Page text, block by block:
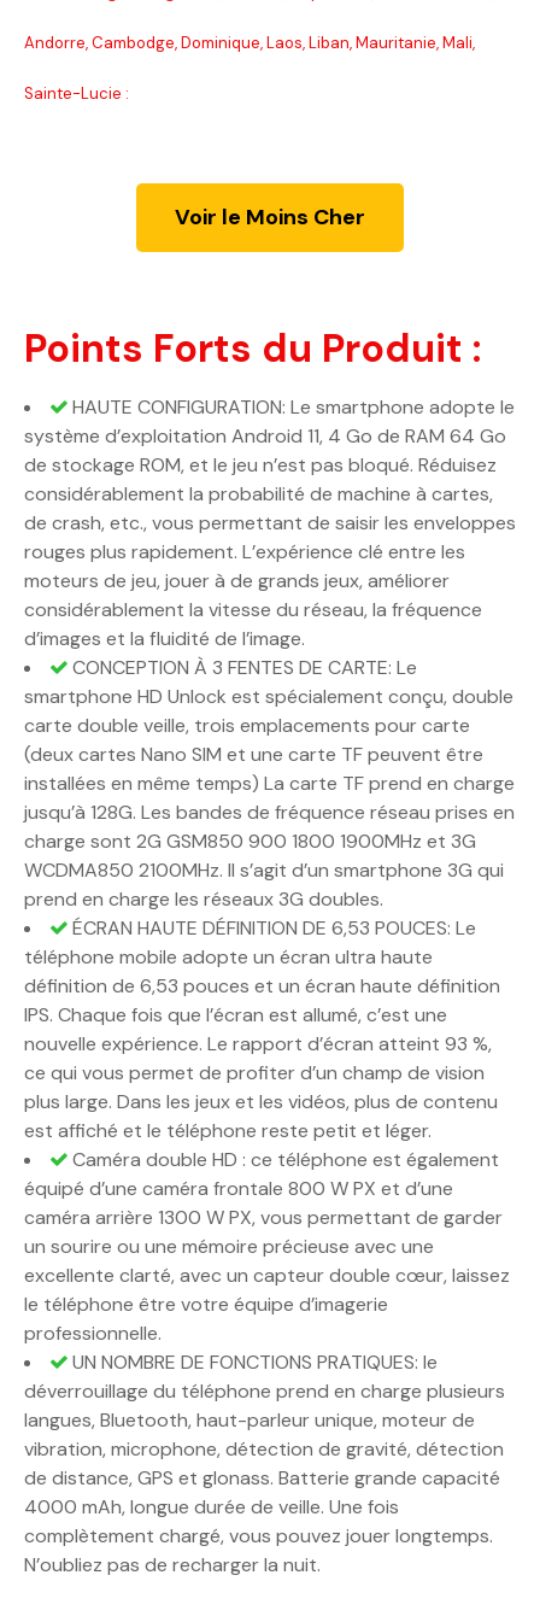
Andorre, Cambodge, Dominique, Laos, Liban, Mauritanie, Mali,
Sainte-Lucie :
Voir le Moins Cher
Points Forts du Produit :
HAUTE CONFIGURATION: Le smartphone adopte le
système d’exploitation Android 11, 4 Go de RAM 64 Go
de stockage ROM, et le jeu n’est pas bloqué. Réduisez
considérablement la probabilité de machine à cartes,
de crash, etc., vous permettant de saisir les enveloppes
rouges plus rapidement. L’expérience clé entre les
moteurs de jeu, jouer à de grands jeux, améliorer
considérablement la vitesse du réseau, la fréquence
d’images et la fluidité de l’image.
CONCEPTION À 3 FENTES DE CARTE: Le
smartphone HD Unlock est spécialement conçu, double
carte double veille, trois emplacements pour carte
(deux cartes Nano SIM et une carte TF peuvent être
installées en même temps) La carte TF prend en charge
jusqu’à 128G. Les bandes de fréquence réseau prises en
charge sont 2G GSM850 900 1800 1900MHz et 3G
WCDMA850 2100MHz. Il s’agit d’un smartphone 3G qui
prend en charge les réseaux 3G doubles.
ÉCRAN HAUTE DÉFINITION DE 6,53 POUCES: Le
téléphone mobile adopte un écran ultra haute
définition de 6,53 pouces et un écran haute définition
IPS. Chaque fois que l’écran est allumé, c’est une
nouvelle expérience. Le rapport d’écran atteint 93 %,
ce qui vous permet de profiter d’un champ de vision
plus large. Dans les jeux et les vidéos, plus de contenu
est affiché et le téléphone reste petit et léger.
Caméra double HD : ce téléphone est également
équipé d’une caméra frontale 800 W PX et d’une
caméra arrière 1300 W PX, vous permettant de garder
un sourire ou une mémoire précieuse avec une
excellente clarté, avec un capteur double cœur, laissez
le téléphone être votre équipe d’imagerie
professionnelle.
UN NOMBRE DE FONCTIONS PRATIQUES: le
déverrouillage du téléphone prend en charge plusieurs
langues, Bluetooth, haut-parleur unique, moteur de
vibration, microphone, détection de gravité, détection
de distance, GPS et glonass. Batterie grande capacité
4000 mAh, longue durée de veille. Une fois
complètement chargé, vous pouvez jouer longtemps.
N’oubliez pas de recharger la nuit.